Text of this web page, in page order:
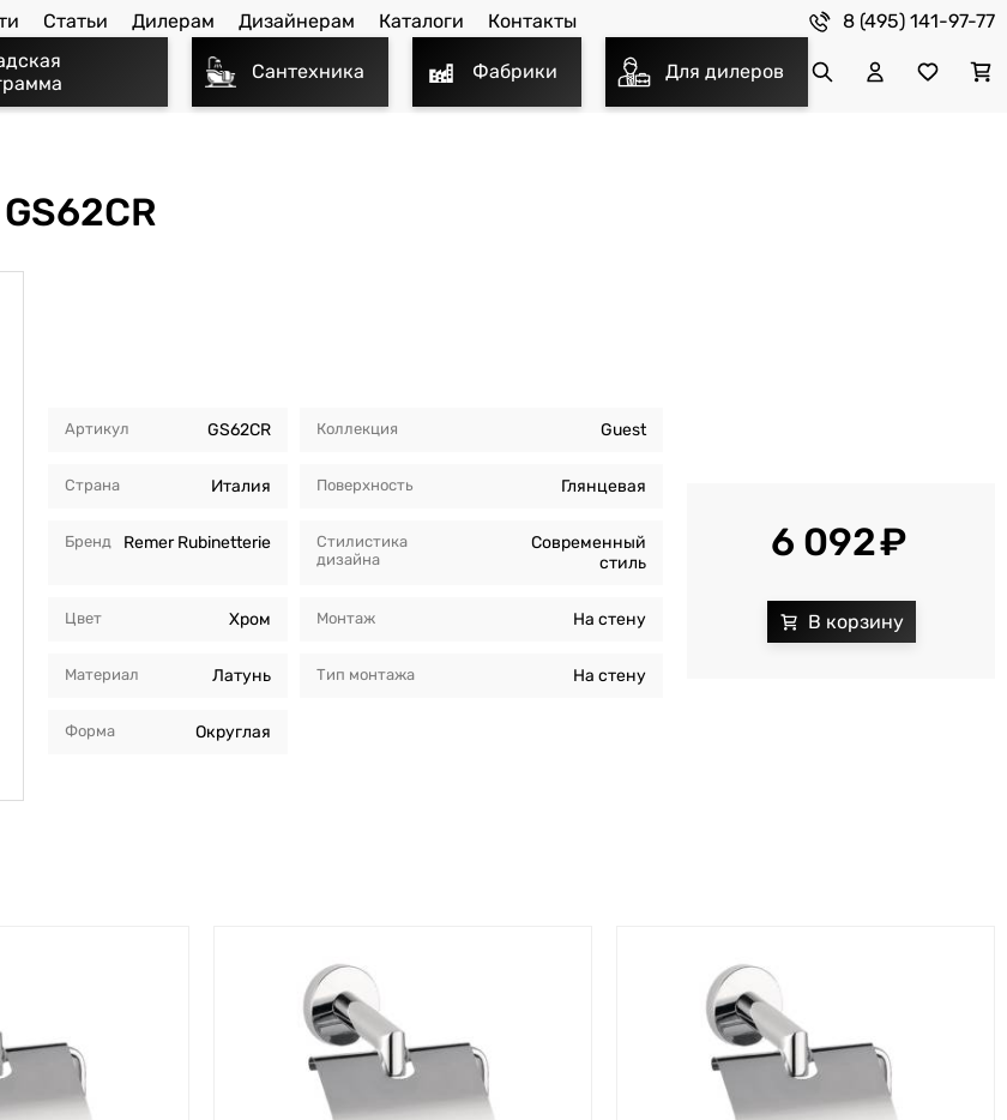
Статьи Дилерам Дизайнерам Каталоги Контакты 8 (495) 141-97-77
Сантехника Фабрики Для дилеров
Артикул GS62CR
Страна Италия
Бренд Remer Rubinetterie
Цвет Хром
Материал Латунь
Форма Округлая
Коллекция Guest
Поверхность Глянцевая
Стилистика
дизайна
Современный
стиль
Монтаж На стену
Тип монтажа На стену
6 092